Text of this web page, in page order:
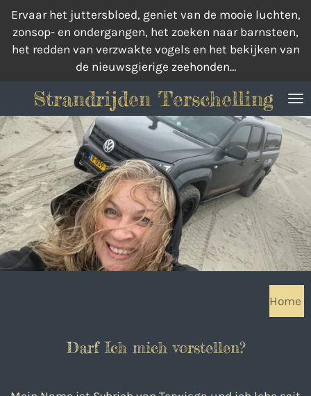
Ga
direct
naar
Strandrijden Terschelling
Ervaar het juttersbloed, geniet van de mooie luchten,
zonsop- en ondergangen, het zoeken naar barnsteen,
het redden van verzwakte vogels en het bekijken van
de nieuwsgierige zeehonden…
Home
Darf Ich mich vorstellen?